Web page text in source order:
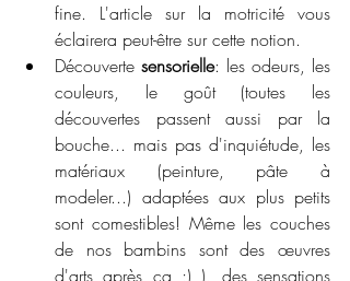
fine. L'article sur la motricité vous
éclairera peut-être sur cette notion.
Découverte sensorielle: les odeurs, les
couleurs, le goût (toutes les
découvertes passent aussi par la
bouche... mais pas d'inquiétude, les
matériaux (peinture, pâte à
modeler...) adaptées aux plus petits
sont comestibles! Même les couches
de nos bambins sont des œuvres
d'arts après ça ;) ), des sensations